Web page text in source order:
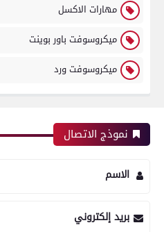
مهارات الاكسل
ميكروسوفت باور بوينت
ميكروسوفت ورد
نموذج الاتصال
الاسم
بريد إلكتروني